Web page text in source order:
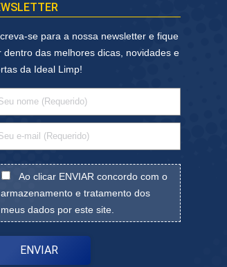
se para a nossa newsletter e fique
dentro das melhores dicas, novidades e
da Ideal Limp!
Ao clicar ENVIAR concordo com o
armazenamento e tratamento dos
meus dados por este site.